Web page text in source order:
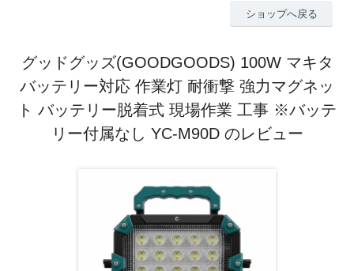
ショップへ戻る
グッドグッズ(GOODGOODS) 100W マキタ
バッテリー対応 作業灯 耐衝撃 強力マグネッ
ト バッテリー脱着式 現場作業 工事 ※バッテ
リー付属なし YC-M90D のレビュー